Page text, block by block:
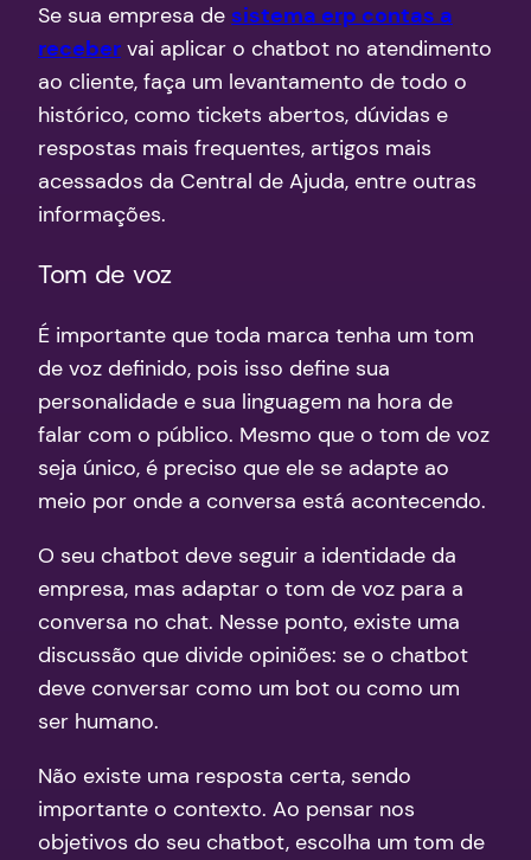
Se sua empresa de sistema erp contas a
receber vai aplicar o chatbot no atendimento
ao cliente, faça um levantamento de todo o
histórico, como tickets abertos, dúvidas e
respostas mais frequentes, artigos mais
acessados da Central de Ajuda, entre outras
informações.
Tom de voz
É importante que toda marca tenha um tom
de voz definido, pois isso define sua
personalidade e sua linguagem na hora de
falar com o público. Mesmo que o tom de voz
seja único, é preciso que ele se adapte ao
meio por onde a conversa está acontecendo.
O seu chatbot deve seguir a identidade da
empresa, mas adaptar o tom de voz para a
conversa no chat. Nesse ponto, existe uma
discussão que divide opiniões: se o chatbot
deve conversar como um bot ou como um
ser humano.
Não existe uma resposta certa, sendo
importante o contexto. Ao pensar nos
objetivos do seu chatbot, escolha um tom de